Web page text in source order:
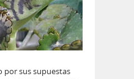
por sus supuestas